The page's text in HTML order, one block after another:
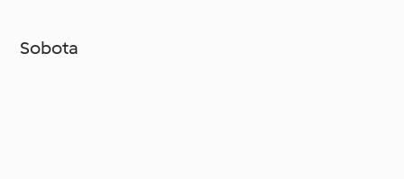
Sobota